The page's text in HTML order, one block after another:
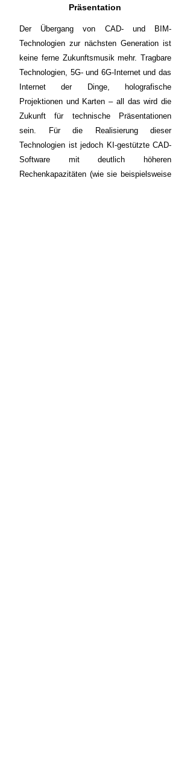
Präsentation
Der Übergang von CAD- und BIM-
Technologien zur nächsten Generation ist
keine ferne Zukunftsmusik mehr. Tragbare
Technologien, 5G- und 6G-Internet und das
Internet der Dinge, holografische
Projektionen und Karten – all das wird die
Zukunft für technische Präsentationen
sein. Für die Realisierung dieser
Technologien ist jedoch KI-gestützte CAD-
Software mit deutlich höheren
Rechenkapazitäten (wie sie beispielsweise